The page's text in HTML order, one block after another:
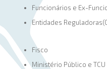
Funcionários e Ex-
Entidades
Fisco
Ministério Público e TCU